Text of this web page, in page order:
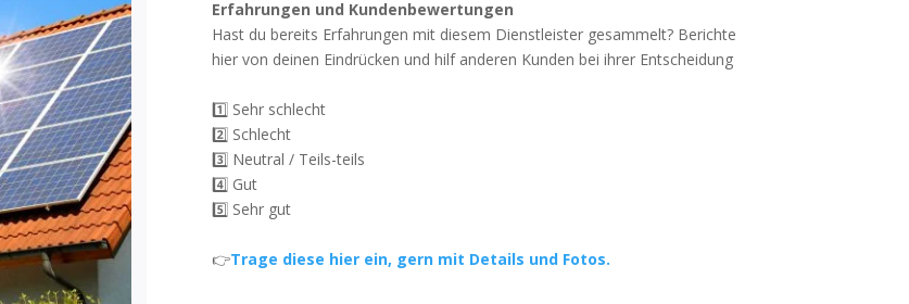
Erfahrungen und Kundenbewertungen
Hast du bereits Erfahrungen mit diesem Dienstleister gesammelt? Berichte
hier von deinen Eindrücken und hilf anderen Kunden bei ihrer Entscheidung
1️⃣ Sehr schlecht
2️⃣ Schlecht
3️⃣ Neutral / Teils-teils
4️⃣ Gut
5️⃣ Sehr gut
👉Trage diese hier ein, gern mit Details und Fotos.